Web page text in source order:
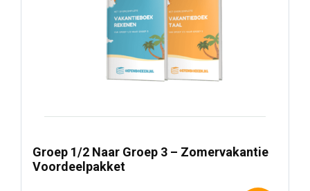
Groep 1/2 Naar Groep 3 – Zomervakantie
Voordeelpakket